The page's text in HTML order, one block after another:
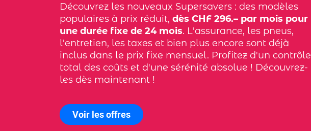
Découvrez les nouveaux Supersavers : des modèles
populaires à prix réduit, dès CHF 296.– par mois pour
une durée fixe de 24 mois. L'assurance, les pneus,
l'entretien, les taxes et bien plus encore sont déjà
inclus dans le prix fixe mensuel. Profitez d'un contrôle
total des coûts et d'une sérénité absolue ! Découvrez-
les dès maintenant !
Voir les offres